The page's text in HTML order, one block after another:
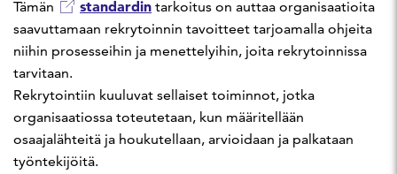
Tämän standardin tarkoitus on auttaa organisaatioita
saavuttamaan rekrytoinnin tavoitteet tarjoamalla ohjeita
niihin prosesseihin ja menettelyihin, joita rekrytoinnissa
tarvitaan.
Rekrytointiin kuuluvat sellaiset toiminnot, jotka
organisaatiossa toteutetaan, kun määritellään
osaajalähteitä ja houkutellaan, arvioidaan ja palkataan
työntekijöitä.